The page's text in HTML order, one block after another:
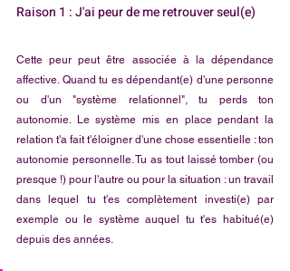
Raison 1 : J'ai peur de me retrouver seul(e)
Cette peur peut être associée à la dépendance
affective. Quand tu es dépendant(e) d'une personne
ou d'un "système relationnel", tu perds ton
autonomie. Le système mis en place pendant la
relation t'a fait t'éloigner d'une chose essentielle : ton
autonomie personnelle. Tu as tout laissé tomber (ou
presque !) pour l'autre ou pour la situation : un travail
dans lequel tu t'es complètement investi(e) par
exemple ou le système auquel tu t'es habitué(e)
depuis des années.